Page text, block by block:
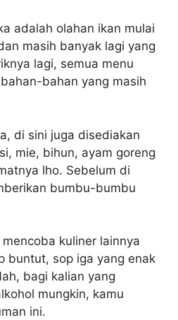
adalah olahan ikan mulai
masih banyak lagi yang
lagi, semua menu
bahan yang masih
di sini juga disediakan
mie, bihun, ayam goreng
lho. Sebelum di
bumbu-bumbu
kuliner lainnya
buntut, sop iga yang enak
bagi kalian yang
mungkin, kamu
ini.